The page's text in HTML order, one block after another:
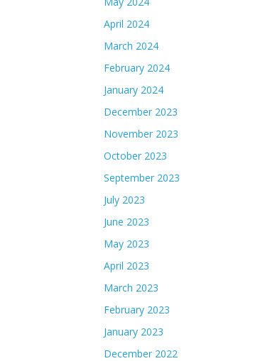
April 2024
March 2024
February 2024
January 2024
December 2023
November 2023
October 2023
September 2023
July 2023
June 2023
May 2023
April 2023
March 2023
February 2023
January 2023
December 2022